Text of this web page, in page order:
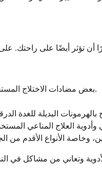
بعض مضادات الاختلاج المستخدمة لعلاج الصرع أو آلام الأعصاب، مثل لاموتريجين أو توبيراميت، قد تغير بنية النوم أو تسبب أحلامًا حية.